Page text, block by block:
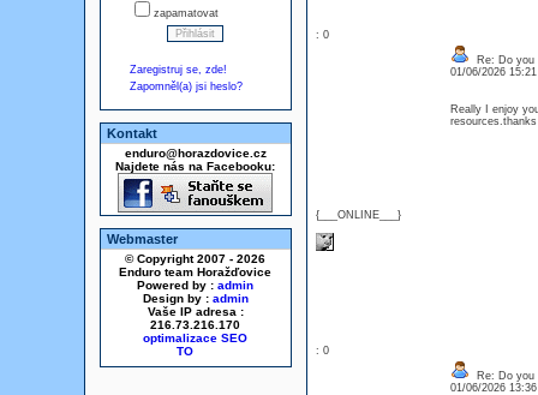
zapamatovat
Zaregistruj se, zde!
Zapomněl(a) jsi heslo?
Kontakt
enduro@horazdovice.cz
Najdete nás na Facebooku:
Webmaster
© Copyright 2007 - 2026
Enduro team Horažďovice
Powered by : admin
Design by : admin
Vaše IP adresa :
216.73.216.170
optimalizace SEO
: 0
{___ONLINE___}
Re: Do you
01/06/2026
Really I enjoy
: 0
Re: Do you
01/06/2026